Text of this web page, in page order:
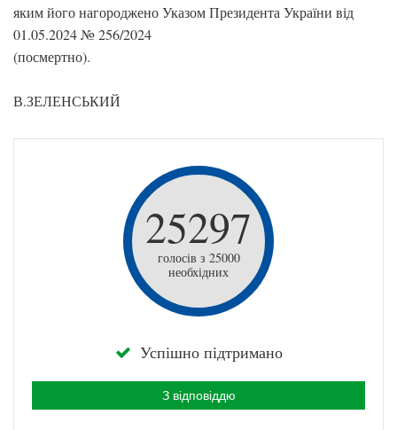
яким його нагороджено Указом Президента України від
01.05.2024 № 256/2024
(посмертно).
В.ЗЕЛЕНСЬКИЙ
25297
голосів з 25000
необхідних
Успішно підтримано
З відповіддю